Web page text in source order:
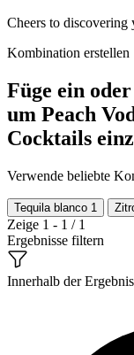
Cheers to discovering
Kombination erstellen
Füge ein
um Peach
Cocktails
Verwende beliebte
Tequila blanco 1
Zeige 1 - 1 / 1
Ergebnisse filtern
Innerhalb der